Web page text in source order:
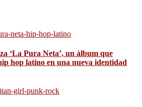
‘La Pura Neta’, un álbum que
hop latino en una nueva identidad